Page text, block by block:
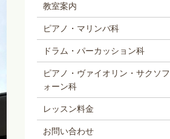
教室案内
ピアノ・マリンバ科
ドラム・パーカッション科
ピアノ・ヴァイオリン・サクソフ
ォーン科
レッスン料金
お問い合わせ